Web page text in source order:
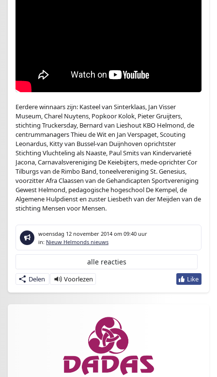
Eerdere winnaars zijn: Kasteel van Sinterklaas, Jan Visser
Museum, Charel Nuytens, Popkoor Kolok, Pieter Gruijters,
stichting Truckersday, Bernard van Lieshout KBO Helmond, de
centrummanagers Thieu de Wit en Jan Verspaget, Scouting
Leonardus, Kitty van Bussel-van Duijnhoven oprichtster
Stichting Vluchteling als Naaste, Paul Smits van Kindervarieté
Jacona, Carnavalsvereniging De Keiebijters, mede-oprichter Cor
Tilburgs van de Rimbo Band, toneelvereniging St. Genesius,
voorzitter Afra Claassen van de Gehandicapten Sportvereniging
Gewest Helmond, pedagogische hogeschool De Kempel, de
Algemene Hulpdienst en zuster Liesbeth van der Meijden van de
stichting Mensen voor Mensen.
woensdag 12 november 2014 om 09:40 uur
in: Nieuw Helmonds nieuws
Delen
alle reacties